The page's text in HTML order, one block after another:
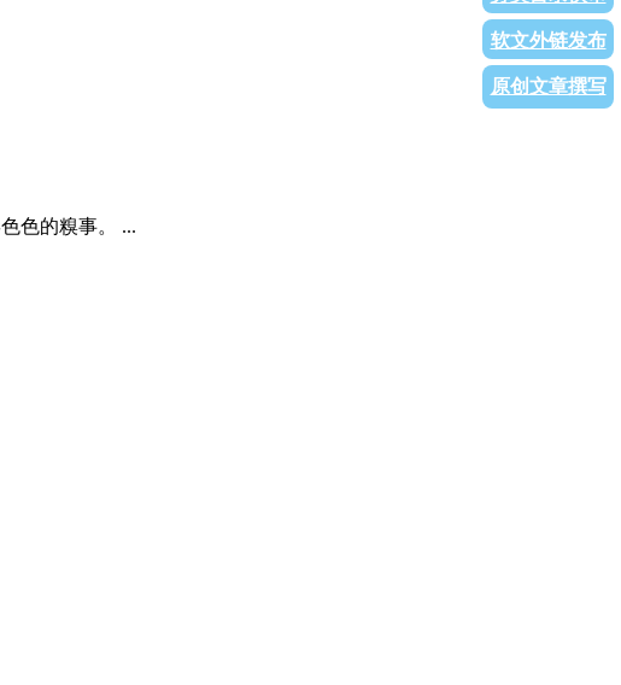
软文外链发布
原创文章撰写
色的糗事。 ...